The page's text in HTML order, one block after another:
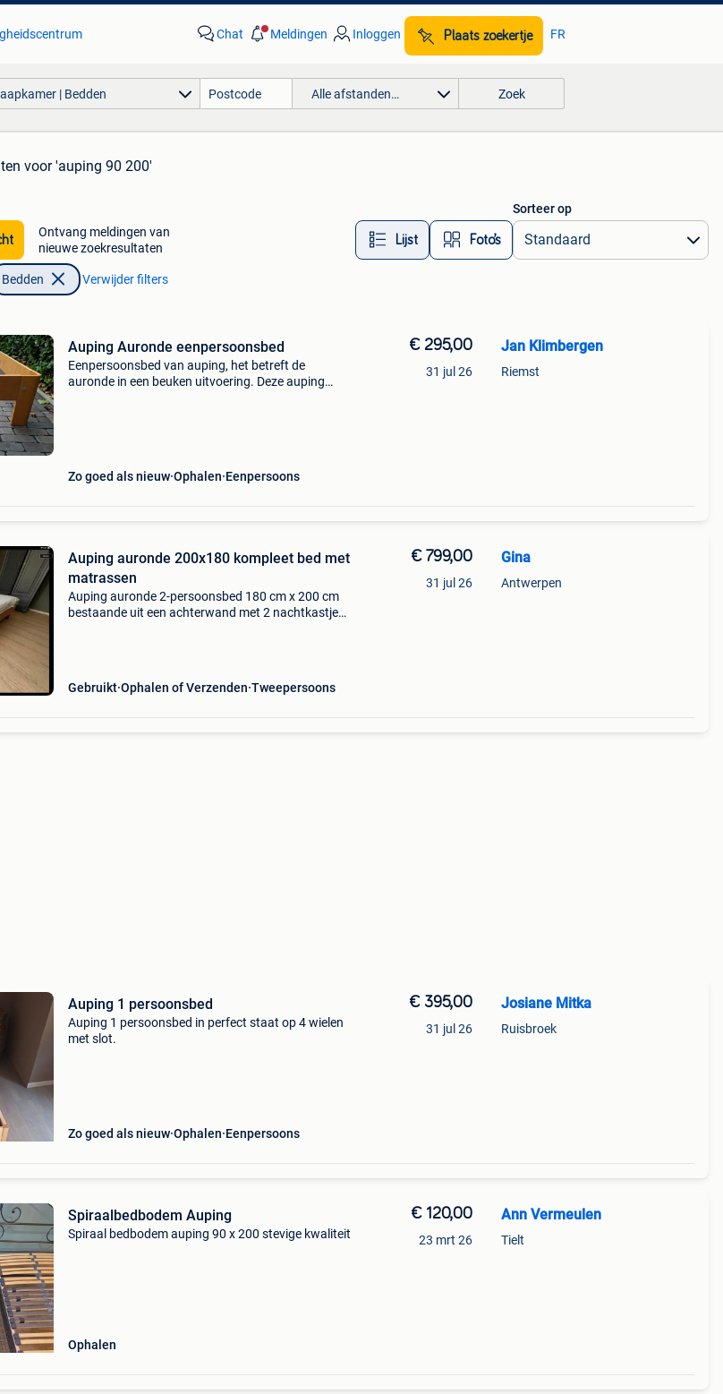
Chat Meldingen Inloggen Plaats zoekertje FR
| Bedden Alle afstanden… Zoek
voor 'auping 90 200'
Ontvang meldingen van
nieuwe zoekresultaten
Lijst Foto’s
Sorteer op
Bedden Verwijder filters
Auping Auronde eenpersoonsbed
Eenpersoonsbed van auping, het betreft de
auronde in een beuken uitvoering. Deze auping
Zo goed als nieuw Ophalen Eenpersoons
€ 295,00
31 jul 26
Jan Klimbergen
Riemst
Auping auronde 200x180 kompleet bed met
matrassen
Auping auronde 2-persoonsbed 180 cm x 200 cm
bestaande uit een achterwand met 2 nachtkastjes.
Gebruikt Ophalen of Verzenden Tweepersoons
€ 799,00
31 jul 26
Gina
Antwerpen
Auping 1 persoonsbed
Auping 1 persoonsbed in perfect staat op 4 wielen
met slot.
Zo goed als nieuw Ophalen Eenpersoons
€ 395,00
31 jul 26
Josiane Mitka
Ruisbroek
Spiraalbedbodem Auping
Spiraal bedbodem auping 90 x 200 stevige kwaliteit
Ophalen
€ 120,00
23 mrt 26
Ann Vermeulen
Tielt